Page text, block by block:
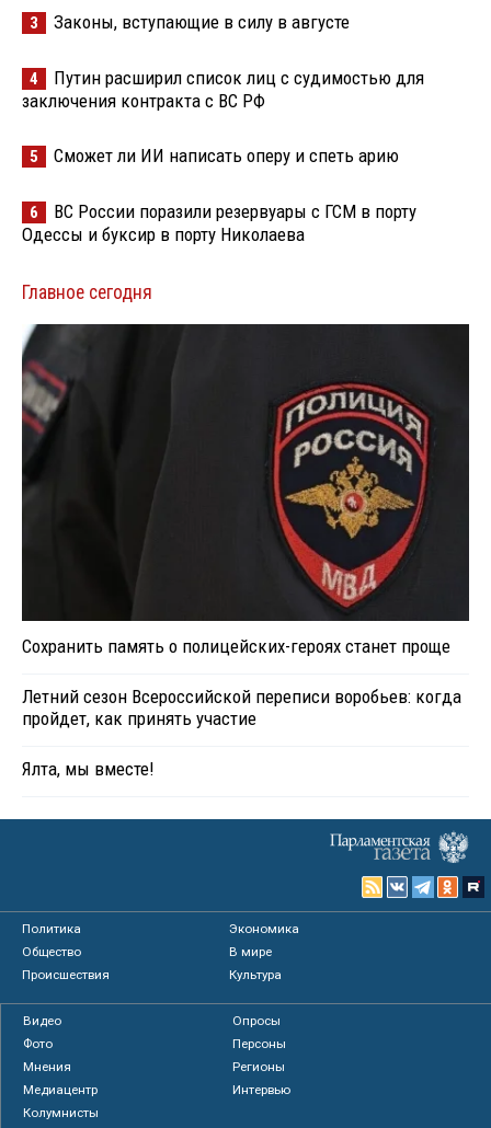
3 Законы, вступающие в силу в августе
4
Путин расширил список лиц с судимостью для
заключения контракта с ВС РФ
5 Сможет ли ИИ написать оперу и спеть арию
6
ВС России поразили резервуары с ГСМ в порту
Одессы и буксир в порту Николаева
Главное сегодня
Сохранить память о полицейских-героях станет проще
Летний сезон Всероссийской переписи воробьев: когда
пройдет, как принять участие
Ялта, мы вместе!
Политика
Экономика
Общество
В мире
Происшествия
Культура
Видео
Опросы
Фото
Персоны
Мнения
Регионы
Медиацентр
Интервью
Колумнисты